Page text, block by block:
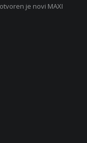
je novi MAXI